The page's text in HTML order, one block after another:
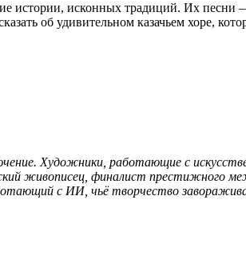
исконных традиций. Их песни
об удивительном казачьем хоре,
Художники, работающие с
живописец, финалист престижного
с ИИ, чьё творчество